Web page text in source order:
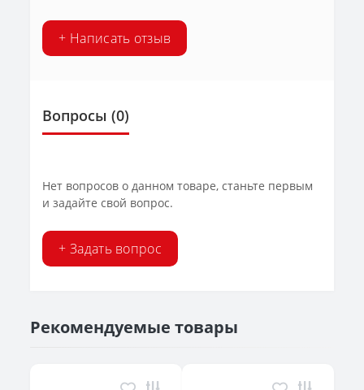
+ Написать отзыв
Вопросы (0)
Нет вопросов о данном товаре, станьте первым
и задайте свой вопрос.
+ Задать вопрос
Рекомендуемые товары